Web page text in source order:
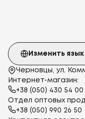
Черновцы, ул.
Интернет-магазин:
+38 (050) 430 54 00
Отдел оптовых
+38 (050) 990 26 50
Изменить язык